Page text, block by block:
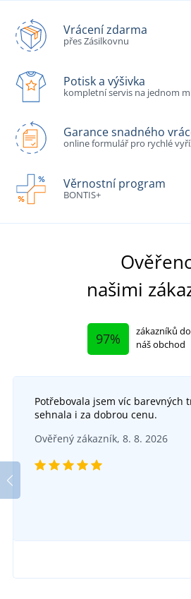
Vrácení zdarma
přes Zásilkovnu
Potisk a výšivka
kompletní servis na jednom
Garance snadného
online formulář pro rychlé
Věrnostní program
BONTIS+
našimi
97%
zákazníků
náš obchod
Potřebovala jsem víc barevných
sehnala i za dobrou cenu.
Ověřený zákazník, 8. 8. 2026